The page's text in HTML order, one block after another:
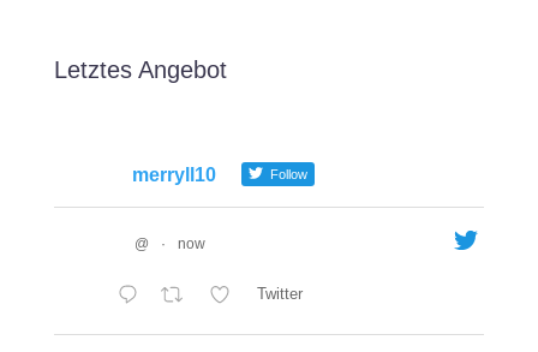
Letztes Angebot
merryll10 Follow
@ · now
Twitter